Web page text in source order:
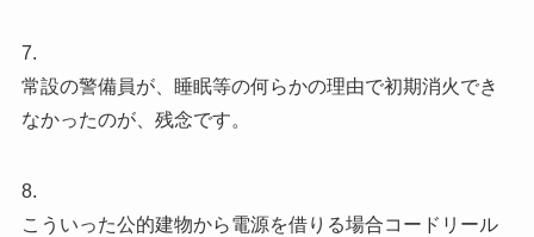
7.
常設の警備員が、睡眠等の何らかの理由で初期消火でき
なかったのが、残念です。
8.
こういった公的建物から電源を借りる場合コードリール